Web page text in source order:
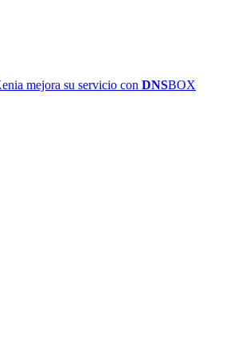
mejora su servicio con DNSBOX